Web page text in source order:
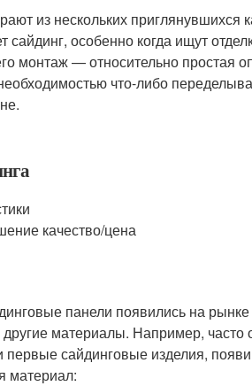
из нескольких приглянувшихся
сайдинг, особенно когда ищут
монтаж — относительно простая
что-либо
качество/цена
панели появились на
материалы. Например, часто
сайдинговые изделия,
материал: